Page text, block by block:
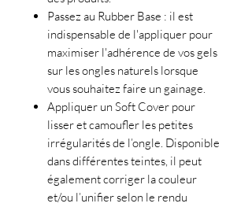
Passez au Rubber Base : il est
indispensable de l'appliquer pour
maximiser l'adhérence de vos gels
sur les ongles naturels lorsque
vous souhaitez faire un gainage.
Appliquer un Soft Cover pour
lisser et camoufler les petites
irrégularités de l’ongle. Disponible
dans différentes teintes, il peut
également corriger la couleur
et/ou l’unifier selon le rendu